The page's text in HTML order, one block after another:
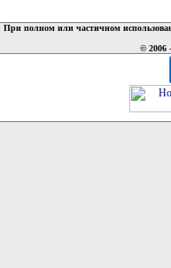
При полном или частичном
© 2006